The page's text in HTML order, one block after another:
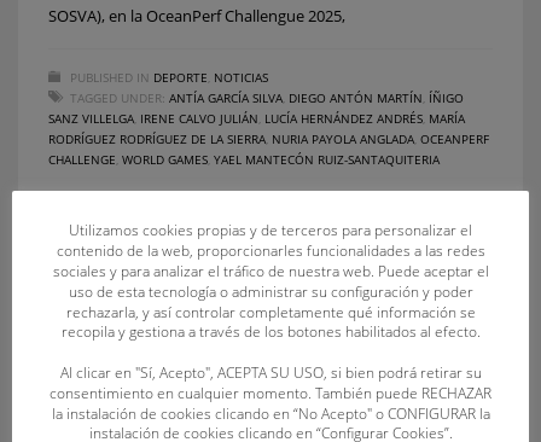
SOSVA), en la OceanPerf Challengue 2025,
PUBLISHED IN DEPORTE NOTICIAS
TAGGED UNDER: ANTÍA GARCÍA SILVA DIEGO ANTÓN MARTÍN ÍÑIGO
SANZ VILLELGA IRENE CALVO JULIÁN LUCÍA HERNÁNDEZ ANDRÉS MARÍA
RODRÍGUEZ RODRÍGUEZ DE LA SIERRA NURIA PAYOLA ANGLADA OCEANPERF
CHALLENGE WORLD GAMES YAEL MANTECÓN RUIZ-SANTAQUITERIA
RECENT POSTS
Utilizamos cookies propias y de terceros para personalizar el
contenido de la web, proporcionarles funcionalidades a las redes
sociales y para analizar el tráfico de nuestra web. Puede aceptar el
uso de esta tecnología o administrar su configuración y poder
rechazarla, y así controlar completamente qué información se
recopila y gestiona a través de los botones habilitados al efecto.
Al clicar en "Sí, Acepto", ACEPTA SU USO, si bien podrá retirar su
consentimiento en cualquier momento. También puede RECHAZAR
la instalación de cookies clicando en “No Acepto" o CONFIGURAR la
instalación de cookies clicando en “Configurar Cookies”.